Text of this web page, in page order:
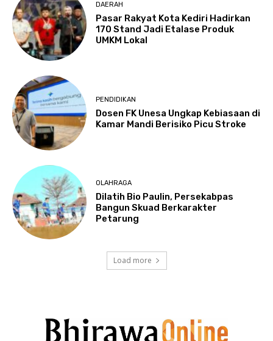
DAERAH
Pasar Rakyat Kota Kediri Hadirkan
170 Stand Jadi Etalase Produk
UMKM Lokal
PENDIDIKAN
Dosen FK Unesa Ungkap Kebiasaan di
Kamar Mandi Berisiko Picu Stroke
OLAHRAGA
Dilatih Bio Paulin, Persekabpas
Bangun Skuad Berkarakter
Petarung
Load more